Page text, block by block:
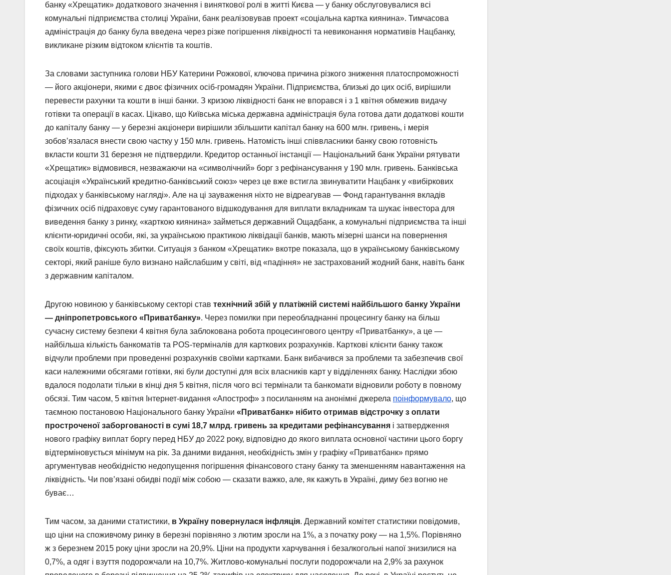
банку «Хрещатик» додаткового значення і виняткової ролі в житті Києва — у банку обслуговувалися всі
комунальні підприємства столиці України, банк реалізовував проект «соціальна картка киянина». Тимчасова
адміністрація до банку була введена через різке погіршення ліквідності та невиконання нормативів Нацбанку,
викликане різким відтоком клієнтів та коштів.
За словами заступника голови НБУ Катерини Рожкової, ключова причина різкого зниження платоспроможності
— його акціонери, якими є двоє фізичних осіб-громадян України. Підприємства, близькі до цих осіб, вирішили
перевести рахунки та кошти в інші банки. З кризою ліквідності банк не впорався і з 1 квітня обмежив видачу
готівки та операції в касах. Цікаво, що Київська міська державна адміністрація була готова дати додаткові кошти
до капіталу банку — у березні акціонери вирішили збільшити капітал банку на 600 млн. гривень, і мерія
зобов’язалася внести свою частку у 150 млн. гривень. Натомість інші співвласники банку свою готовність
вкласти кошти 31 березня не підтвердили. Кредитор останньої інстанції — Національний банк України рятувати
«Хрещатик» відмовився, незважаючи на «символічний» борг з рефінансування у 190 млн. гривень. Банківська
асоціація «Український кредитно-банківський союз» через це вже встигла звинуватити Нацбанк у «вибіркових
підходах у банківському нагляді». Але на ці зауваження ніхто не відреагував — Фонд гарантування вкладів
фізичних осіб підраховує суму гарантованого відшкодування для виплати вкладникам та шукає інвестора для
виведення банку з ринку, «карткою киянина» займеться державний Ощадбанк, а комунальні підприємства та інші
клієнти-юридичні особи, які, за українською практикою ліквідації банків, мають мізерні шанси на повернення
своїх коштів, фіксують збитки. Ситуація з банком «Хрещатик» вкотре показала, що в українському банківському
секторі, який раніше було визнано найслабшим у світі, від «падіння» не застрахований жодний банк, навіть банк
з державним капіталом.
Другою новиною у банківському секторі став технічний збій у платіжній системі найбільшого банку України
— дніпропетровського «Приватбанку». Через помилки при переобладнанні процесингу банку на більш
сучасну систему безпеки 4 квітня була заблокована робота процесингового центру «Приватбанку», а це —
найбільша кількість банкоматів та POS-терміналів для карткових розрахунків. Карткові клієнти банку також
відчули проблеми при проведенні розрахунків своїми картками. Банк вибачився за проблеми та забезпечив свої
каси належними обсягами готівки, які були доступні для всіх власників карт у відділеннях банку. Наслідки збою
вдалося подолати тільки в кінці дня 5 квітня, після чого всі термінали та банкомати відновили роботу в повному
обсязі. Тим часом, 5 квітня Інтернет-видання «Апостроф» з посиланням на анонімні джерела поінформувало, що
таємною постановою Національного банку України «Приватбанк» нібито отримав відстрочку з оплати
простроченої заборгованості в сумі 18,7 млрд. гривень за кредитами рефінансування і затвердження
нового графіку виплат боргу перед НБУ до 2022 року, відповідно до якого виплата основної частини цього боргу
відтерміновується мінімум на рік. За даними видання, необхідність змін у графіку «Приватбанк» прямо
аргументував необхідністю недопущення погіршення фінансового стану банку та зменшенням навантаження на
ліквідність. Чи пов’язані обидві події між собою — сказати важко, але, як кажуть в Україні, диму без вогню не
буває…
Тим часом, за даними статистики, в Україну повернулася інфляція. Державний комітет статистики повідомив,
що ціни на споживчому ринку в березні порівняно з лютим зросли на 1%, а з початку року — на 1,5%. Порівняно
ж з березнем 2015 року ціни зросли на 20,9%. Ціни на продукти харчування і безалкогольні напої знизилися на
0,7%, а одяг і взуття подорожчали на 10,7%. Житлово-комунальні послуги подорожчали на 2,9% за рахунок